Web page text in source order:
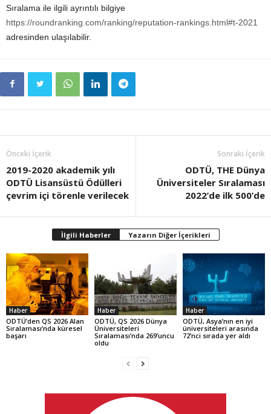
Sıralama ile ilgili ayrıntılı bilgiye
https://roundranking.com/ranking/reputation-rankings.html#t-2021
adresinden ulaşılabilir.
Önceki İçerik
2019-2020 akademik yılı
ODTÜ Lisansüstü Ödülleri
çevrim içi törenle verilecek
Sonraki İçerik
ODTÜ, THE Dünya
Üniversiteler Sıralaması
2022’de ilk 500’de
İlgili Haberler Yazarın Diğer İçerikleri
Haber
ODTÜ’den QS 2026 Alan
Sıralaması’nda küresel
başarı
Haber
ODTÜ, QS 2026 Dünya
Üniversiteleri
Sıralaması’nda 269’uncu
oldu
Haber
ODTÜ, Asya’nın en iyi
üniversiteleri arasında
72’nci sırada yer aldı